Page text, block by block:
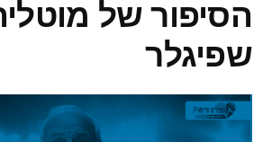
הסיפור של
שפיגלר